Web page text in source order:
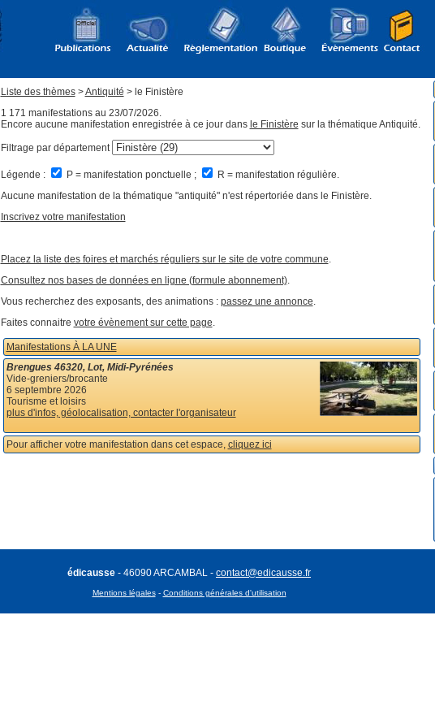
Liste des thèmes>Antiquité > le Finistère
1 171 manifestations au 23/07/2026.
Encore aucune manifestation enregistrée à ce jour dans le Finistère sur la thématique Antiquité.
Filtrage par département
Légende : P = manifestation ponctuelle ;
R = manifestation régulière.
Aucune manifestation de la thématique "antiquité" n'est répertoriée dans le Finistère.
Inscrivez votre manifestation
Placez la liste des foires et marchés réguliers sur le site de votre commune.
Consultez nos bases de données en ligne (formule abonnement).
Vous recherchez des exposants, des animations : passez une annonce.
Faites connaitre votre évènement sur cette page.
Manifestations À LA UNE
Brengues 46320, Lot, Midi-Pyrénées
Vide-greniers/brocante
6 septembre 2026
Tourisme et loisirs
plus d'infos, géolocalisation, contacter l'organisateur
Pour afficher votre manifestation dans cet espace,cliquez ici
édicausse - 46090 ARCAMBAL - contact@edicausse.fr
Mentions légales- Conditions générales d'utilisation